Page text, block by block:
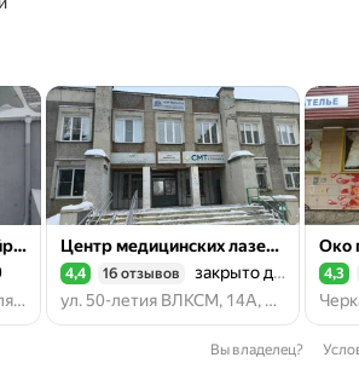
Медицинский центр Нейросити
ш. Металлургов, 78А, Челябинск
Центр медицинских лазерных технологий
Рейтинг 4,4 из 5
4,4 16 отзывов
закрыто до 10:00
ул. 50-летия ВЛКСМ, 14А, Челябинск
Око
4,3
Вы владелец?